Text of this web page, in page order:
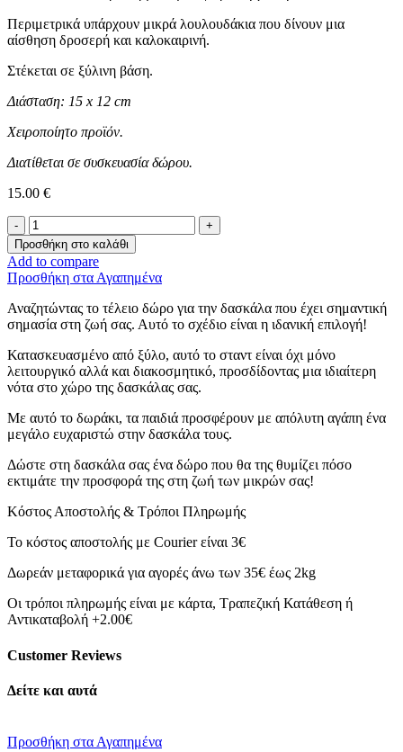
Περιμετρικά υπάρχουν μικρά λουλουδάκια που δίνουν μια
αίσθηση δροσερή και καλοκαιρινή.
Στέκεται σε ξύλινη βάση.
Διάσταση: 15 x 12 cm
Χειροποίητο προϊόν.
Διατίθεται σε συσκευασία δώρου.
15.00 €
Σταντ
οβάλ
-
Floral
Teacher-
ποσότητα
Προσθήκη στο καλάθι
Add to compare
Προσθήκη στα Αγαπημένα
Αναζητώντας το τέλειο δώρο για την δασκάλα που έχει σημαντική
σημασία στη ζωή σας. Αυτό το σχέδιο είναι η ιδανική επιλογή!
Κατασκευασμένο από ξύλο, αυτό το σταντ είναι όχι μόνο
λειτουργικό αλλά και διακοσμητικό, προσδίδοντας μια ιδιαίτερη
νότα στο χώρο της δασκάλας σας.
Με αυτό το δωράκι, τα παιδιά προσφέρουν με απόλυτη αγάπη ένα
μεγάλο ευχαριστώ στην δασκάλα τους.
Δώστε στη δασκάλα σας ένα δώρο που θα της θυμίζει πόσο
εκτιμάτε την προσφορά της στη ζωή των μικρών σας!
Κόστος Αποστολής & Τρόποι Πληρωμής
Το κόστος αποστολής με Courier είναι 3€
Δωρεάν μεταφορικά για αγορές άνω των 35€ έως 2kg
Οι τρόποι πληρωμής είναι με κάρτα, Τραπεζική Κατάθεση ή
Αντικαταβολή +2.00€
Customer Reviews
Δείτε και αυτά
Προσθήκη στα Αγαπημένα